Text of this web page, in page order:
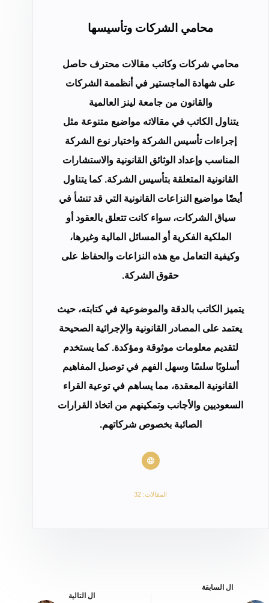
محامي الشركات وتأسيسها
محامي شركات وكاتب مقالات محترف حاصل
على شهادة الماجستير في أنظممة الشركات
والقانون من جامعة لينز العالمية
يتناول الكاتب في مقالاته مواضيع متنوعة مثل
إجراءات تأسيس الشركة واختيار نوع الشركة
المناسب وإعداد الوثائق القانونية والاستشارات
القانونية المتعلقة بتأسيس الشركة. كما يتناول
أيضًا مواضيع النزاعات القانونية التي قد تنشأ في
سياق الشركات، سواء كانت تتعلق بالعقود أو
الملكية الفكرية أو المسائل المالية وغيرها،
وكيفية التعامل مع هذه النزاعات والحفاظ على
حقوق الشركة.
يتميز الكاتب بالدقة والموضوعية في كتابته، حيث
يعتمد على المصادر القانونية والإجرائية الصحيحة
لتقديم معلومات موثوقة ومؤكدة. كما يستخدم
أسلوبًا سلسًا وسهل الفهم في توصيل المفاهيم
القانونية المعقدة، مما يساهم في توعية القراء
السعوديين والأجانب وتمكينهم من اتخاذ القرارات
الصائبة بخصوص شركاتهم.
المقالات: 32
ال السابقة
ال التالية